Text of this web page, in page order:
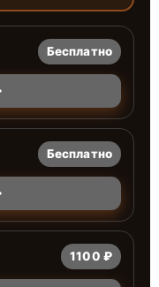
Бесплатно
Бесплатно
1100 ₽